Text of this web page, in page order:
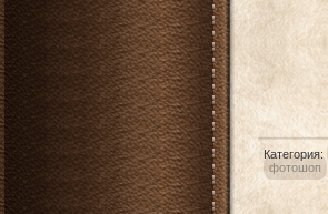
Категория:
фотошоп